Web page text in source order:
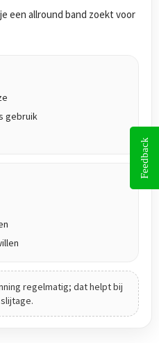
een allround band zoekt voor
gebruik
regelmatig; dat helpt bij
Feedback